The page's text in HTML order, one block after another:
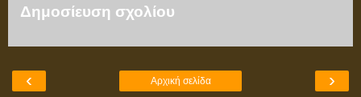
Δημοσίευση σχολίου
‹ ›
Αρχική σελίδα